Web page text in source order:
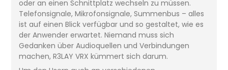
oder an einen Schnittplatz wechseln zu müssen.
Telefonsignale, Mikrofonsignale, Summenbus – alles
ist auf einen Blick verfügbar und so gestaltet, wie es
der Anwender erwartet. Niemand muss sich
Gedanken über Audioquellen und Verbindungen
machen, R3LAY VRX kümmert sich darum.